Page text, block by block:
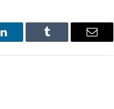
LinkedIn Tumblr Email